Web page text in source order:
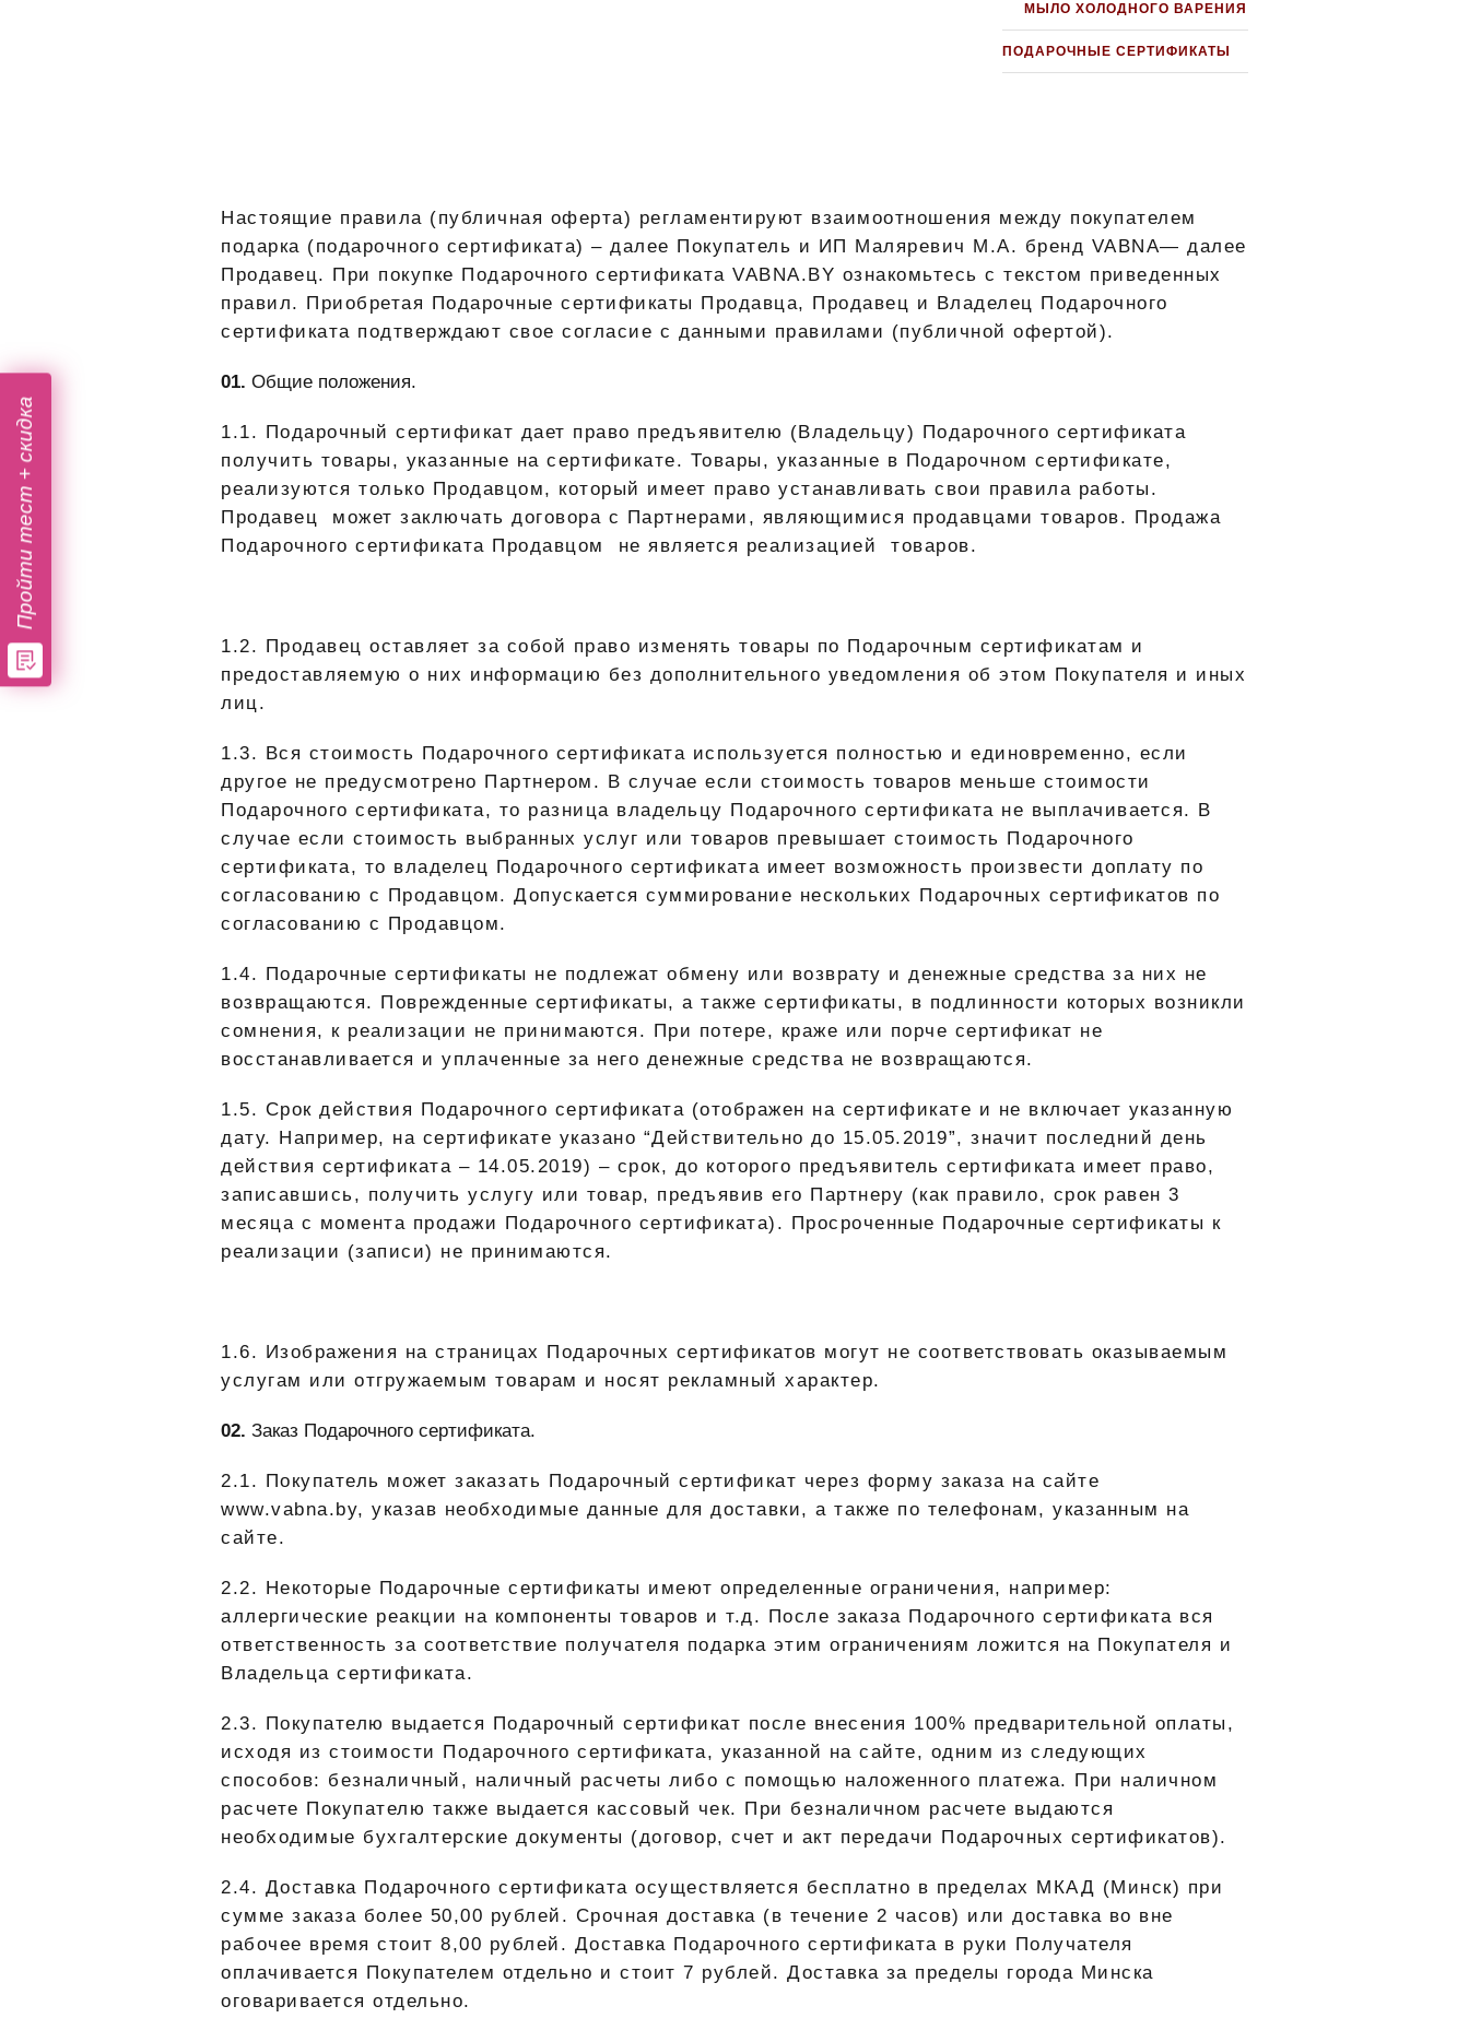
Пройти тест + скидка
МЫЛО ХОЛОДНОГО ВАРЕНИЯ
ПОДАРОЧНЫЕ СЕРТИФИКАТЫ
Настоящие правила (публичная оферта) регламентируют взаимоотношения между покупателем
подарка (подарочного сертификата) – далее Покупатель и ИП Маляревич М.А. бренд VABNA― далее
Продавец. При покупке Подарочного сертификата VABNA.BY ознакомьтесь с текстом приведенных
правил. Приобретая Подарочные сертификаты Продавца, Продавец и Владелец Подарочного
сертификата подтверждают свое согласие с данными правилами (публичной офертой).
Общие положения.
1.1. Подарочный сертификат дает право предъявителю (Владельцу) Подарочного сертификата
получить товары, указанные на сертификате. Товары, указанные в Подарочном сертификате,
реализуются только Продавцом, который имеет право устанавливать свои правила работы.
Продавец может заключать договора с Партнерами, являющимися продавцами товаров. Продажа
Подарочного сертификата Продавцом не является реализацией товаров.
1.2. Продавец оставляет за собой право изменять товары по Подарочным сертификатам и
предоставляемую о них информацию без дополнительного уведомления об этом Покупателя и иных
лиц.
1.3. Вся стоимость Подарочного сертификата используется полностью и единовременно, если
другое не предусмотрено Партнером. В случае если стоимость товаров меньше стоимости
Подарочного сертификата, то разница владельцу Подарочного сертификата не выплачивается. В
случае если стоимость выбранных услуг или товаров превышает стоимость Подарочного
сертификата, то владелец Подарочного сертификата имеет возможность произвести доплату по
согласованию с Продавцом. Допускается суммирование нескольких Подарочных сертификатов по
согласованию с Продавцом.
1.4. Подарочные сертификаты не подлежат обмену или возврату и денежные средства за них не
возвращаются. Поврежденные сертификаты, а также сертификаты, в подлинности которых возникли
сомнения, к реализации не принимаются. При потере, краже или порче сертификат не
восстанавливается и уплаченные за него денежные средства не возвращаются.
1.5. Срок действия Подарочного сертификата (отображен на сертификате и не включает указанную
дату. Например, на сертификате указано “Действительно до 15.05.2019”, значит последний день
действия сертификата – 14.05.2019) – срок, до которого предъявитель сертификата имеет право,
записавшись, получить услугу или товар, предъявив его Партнеру (как правило, срок равен 3
месяца с момента продажи Подарочного сертификата). Просроченные Подарочные сертификаты к
реализации (записи) не принимаются.
1.6. Изображения на страницах Подарочных сертификатов могут не соответствовать оказываемым
услугам или отгружаемым товарам и носят рекламный характер.
Заказ Подарочного сертификата.
2.1. Покупатель может заказать Подарочный сертификат через форму заказа на сайте
www.vabna.by, указав необходимые данные для доставки, а также по телефонам, указанным на
сайте.
2.2. Некоторые Подарочные сертификаты имеют определенные ограничения, например:
аллергические реакции на компоненты товаров и т.д. После заказа Подарочного сертификата вся
ответственность за соответствие получателя подарка этим ограничениям ложится на Покупателя и
Владельца сертификата.
2.3. Покупателю выдается Подарочный сертификат после внесения 100% предварительной оплаты,
исходя из стоимости Подарочного сертификата, указанной на сайте, одним из следующих
способов: безналичный, наличный расчеты либо с помощью наложенного платежа. При наличном
расчете Покупателю также выдается кассовый чек. При безналичном расчете выдаются
необходимые бухгалтерские документы (договор, счет и акт передачи Подарочных сертификатов).
2.4. Доставка Подарочного сертификата осуществляется бесплатно в пределах МКАД (Минск) при
сумме заказа более 50,00 рублей. Срочная доставка (в течение 2 часов) или доставка во вне
рабочее время стоит 8,00 рублей. Доставка Подарочного сертификата в руки Получателя
оплачивается Покупателем отдельно и стоит 7 рублей. Доставка за пределы города Минска
оговаривается отдельно.